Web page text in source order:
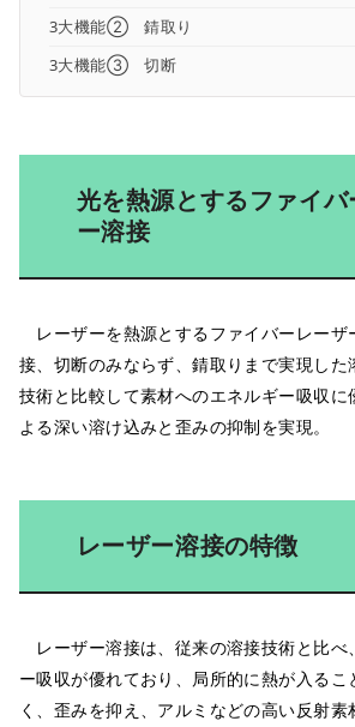
3大機能② 錆取り
3大機能③ 切断
光を熱源とするファイ
ー溶接
レーザーを熱源とするファイバーレーザ
接、切断のみならず、錆取りまで実現した
技術と比較して素材へのエネルギー吸収に
よる深い溶け込みと歪みの抑制を実現。
レーザー溶接の特徴
レーザー溶接は、従来の溶接技術と比べ
ー吸収が優れており、局所的に熱が入るこ
く、歪みを抑え、アルミなどの高い反射